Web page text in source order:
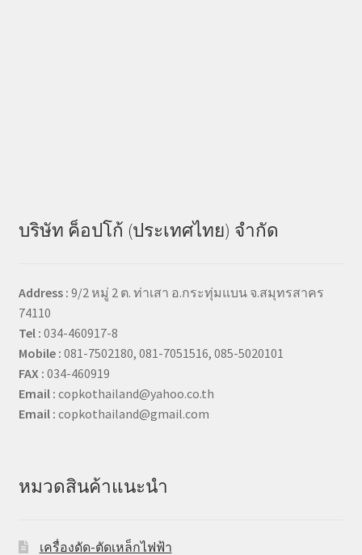
บริษัท ค็อปโก้ (ประเทศไทย) จำกัด
Address : 9/2 หมู่ 2 ต. ท่าเสา อ.กระทุ่มแบน จ.สมุทรสาคร
74110
Tel : 034-460917-8
Mobile : 081-7502180, 081-7051516, 085-5020101
FAX : 034-460919
Email : copkothailand@yahoo.co.th
Email : copkothailand@gmail.com
หมวดสินค้าแนะนำ
เครื่องดัด-ตัดเหล็กไฟฟ้า